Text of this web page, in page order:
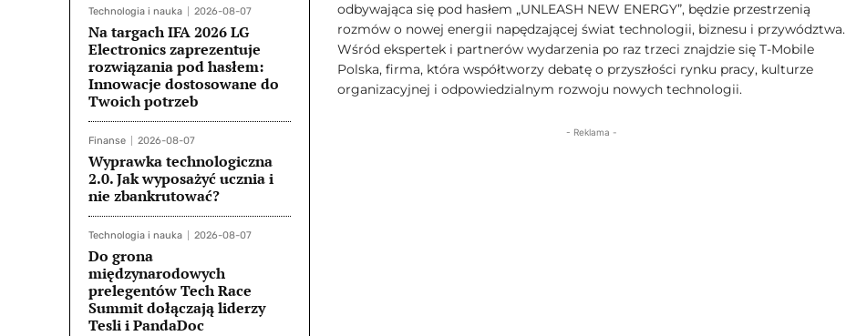
Technologia i nauka 2026-08-07
Na targach IFA 2026 LG
Electronics zaprezentuje
rozwiązania pod hasłem:
Innowacje dostosowane do
Twoich potrzeb
Finanse 2026-08-07
Wyprawka technologiczna
2.0. Jak wyposażyć ucznia i
nie zbankrutować?
Technologia i nauka 2026-08-07
Do grona
międzynarodowych
prelegentów Tech Race
Summit dołączają liderzy
Tesli i PandaDoc
odbywająca się pod hasłem „UNLEASH NEW ENERGY”, będzie przestrzenią
rozmów o nowej energii napędzającej świat technologii, biznesu i przywództwa.
Wśród ekspertek i partnerów wydarzenia po raz trzeci znajdzie się T-Mobile
Polska, firma, która współtworzy debatę o przyszłości rynku pracy, kulturze
organizacyjnej i odpowiedzialnym rozwoju nowych technologii.
- Reklama -